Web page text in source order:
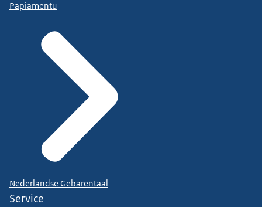
Papiamentu
Nederlandse Gebarentaal
Service